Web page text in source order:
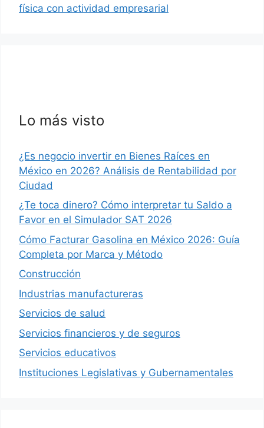
física con actividad empresarial
Lo más visto
¿Es negocio invertir en Bienes Raíces en
México en 2026? Análisis de Rentabilidad por
Ciudad
¿Te toca dinero? Cómo interpretar tu Saldo a
Favor en el Simulador SAT 2026
Cómo Facturar Gasolina en México 2026: Guía
Completa por Marca y Método
Construcción
Industrias manufactureras
Servicios de salud
Servicios financieros y de seguros
Servicios educativos
Instituciones Legislativas y Gubernamentales